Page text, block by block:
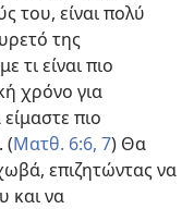
του, είναι πολύ
της
τι είναι πιο
χρόνο για
πιο
(Ματθ. 6:6, 7) Θα
επιζητώντας να
και να